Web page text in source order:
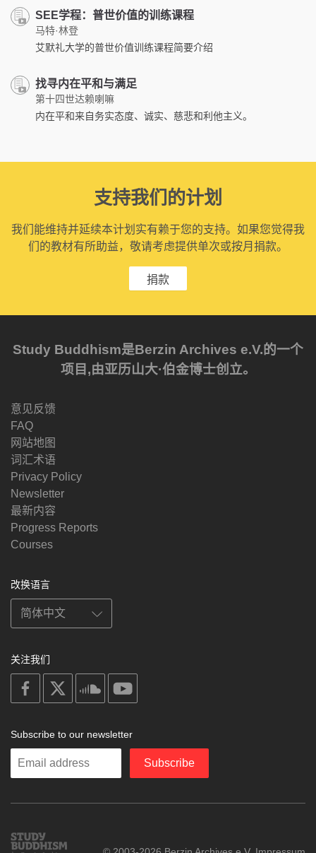
SEE学程：普世价值的训练课程
马特·林登
艾默礼大学的普世价值训练课程简要介绍
找寻内在平和与满足
第十四世达赖喇嘛
内在平和来自务实态度、诚实、慈悲和利他主义。
支持我们的计划
我们能维持并延续本计划实有赖于您的支持。如果您觉得我
们的教材有所助益，敬请考虑提供单次或按月捐款。
捐款
Study Buddhism是Berzin Archives e.V.的一个
项目,由亚历山大·伯金博士创立。
意见反馈
FAQ
网站地图
词汇术语
Privacy Policy
Newsletter
最新内容
Progress Reports
Courses
改换语言
关注我们
on
facebook
soundcloud
Subscribe to our newsletter
Enter
Subscribe
Study